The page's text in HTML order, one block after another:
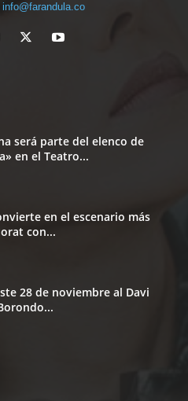
info@farandula.co
será parte del elenco de
en el Teatro...
en el escenario más
con...
28 de noviembre al Davi